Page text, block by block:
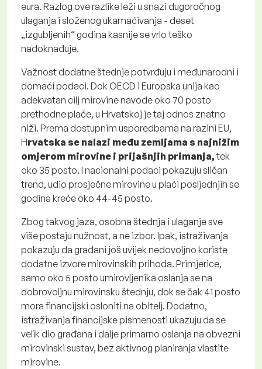
eura. Razlog ove razlike leži u snazi dugoročnog
ulaganja i složenog ukamaćivanja - deset
„izgubljenih“ godina kasnije se vrlo teško
nadoknađuje.
Važnost dodatne štednje potvrđuju i međunarodni i
domaći podaci. Dok OECD i Europska unija kao
adekvatan cilj mirovine navode oko 70 posto
prethodne plaće, u Hrvatskoj je taj odnos znatno
niži. Prema dostupnim usporedbama na razini EU,
Hrvatska se nalazi među zemljama s najnižim
omjerom mirovine i prijašnjih primanja,tek
oko 35 posto. I nacionalni podaci pokazuju sličan
trend, udio prosječne mirovine u plaći posljednjih se
godina kreće oko 44-45 posto.
Zbog takvog jaza, osobna štednja i ulaganje sve
više postaju nužnost, a ne izbor. Ipak, istraživanja
pokazuju da građani još uvijek nedovoljno koriste
dodatne izvore mirovinskih prihoda. Primjerice,
samo oko 5 posto umirovljenika oslanja se na
dobrovoljnu mirovinsku štednju, dok se čak 41 posto
mora financijski osloniti na obitelj. Dodatno,
istraživanja financijske pismenosti ukazuju da se
velik dio građana i dalje primarno oslanja na obvezni
mirovinski sustav, bez aktivnog planiranja vlastite
mirovine.